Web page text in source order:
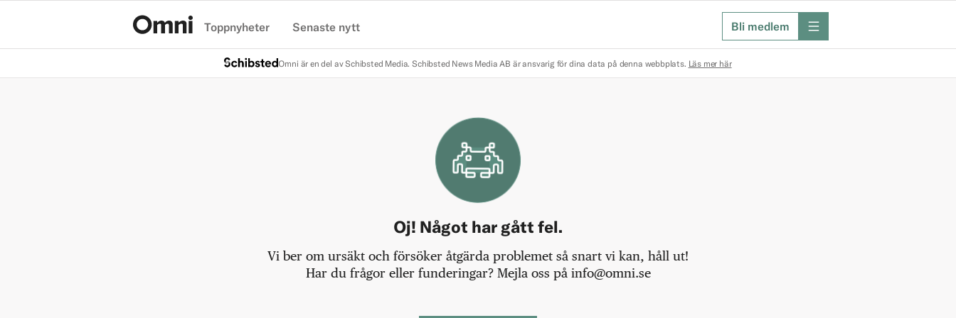
Toppnyheter Senaste nytt Bli medlem meny
Omni är en del av Schibsted Media. Schibsted News Media AB är ansvarig för dina data på denna webbplats. Läs mer här
Oj! Något har gått fel.
Vi ber om ursäkt och försöker åtgärda problemet så snart vi kan, håll ut!
Har du frågor eller funderingar? Mejla oss på info@omni.se